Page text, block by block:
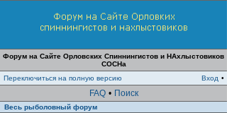
Форум на Сайте Орловских Спиннингистов и НАхлыстовиков
СОСНа
Переключиться на полную версию
Вход •
FAQ • Поиск
Весь рыболовный форум